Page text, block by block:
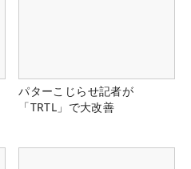
パターこじらせ記者が
「TRTL」で大改善